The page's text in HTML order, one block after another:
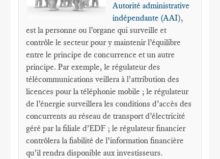
Autorité administrative
indépendante (AAI),
est la personne ou l’organe qui surveille et
contrôle le secteur pour y maintenir l’équilibre
entre le principe de concurrence et un autre
principe. Par exemple, le régulateur des
télécommunications veillera à l’attribution des
licences pour la téléphonie mobile ; le régulateur
de l’énergie surveillera les conditions d’accès des
concurrents au réseau de transport d’électricité
géré par la filiale d’EDF ; le régulateur financier
contrôlera la fiabilité de l’information financière
qu’il rendra disponible aux investisseurs.